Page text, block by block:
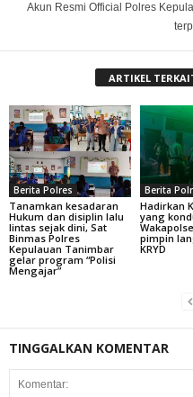
Akun Resmi Official Polres
ARTIKEL
Berita Polres
Tanamkan kesadaran
Hukum dan disiplin lalu
lintas sejak dini, Sat
Binmas Polres
Kepulauan Tanimbar
gelar program “Polisi
Mengajar”
Berita
Hadirkan
yang
pimpin
KRYD
TINGGALKAN KOMENTAR